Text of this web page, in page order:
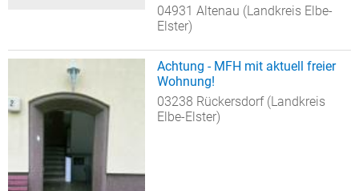
04931 Altenau (Landkreis Elbe-
Elster)
Achtung - MFH mit aktuell freier
Wohnung!
03238 Rückersdorf (Landkreis
Elbe-Elster)